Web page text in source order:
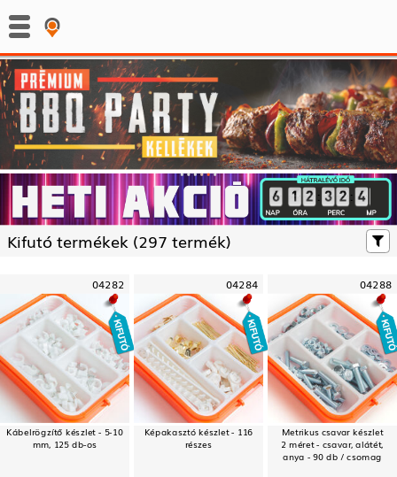
: :
Kifutó termékek (297 termék)
04282
Kábelrögzítő készlet - 5-10
mm, 125 db-os
04284
Képakasztó készlet - 116
részes
04288
Metrikus csavar készlet
2 méret - csavar, alátét,
anya - 90 db / csomag